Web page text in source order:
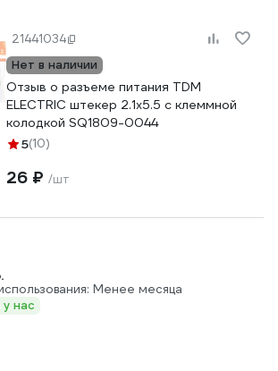
21441034
Нет в наличии
Отзыв о разъеме питания TDM
ELECTRIC штекер 2.1x5.5 с клеммной
колодкой SQ1809-0044
5(10)
26 ₽ /шт
Менее месяца
нас